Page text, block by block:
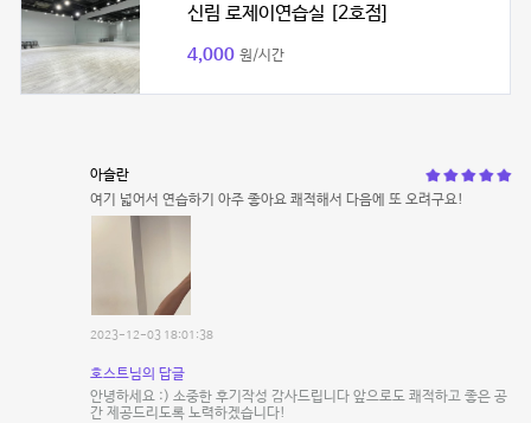
신림 로제이연습실 [2호점]
4,000 원/시간
아슬란
여기 넓어서 연습하기 아주 좋아요 쾌적해서 다음에 또 오려구요!
2023-12-03 18:01:38
호스트님의 답글
안녕하세요 :) 소중한 후기작성 감사드립니다 앞으로도 쾌적하고 좋은 공
간 제공드리도록 노력하겠습니다!